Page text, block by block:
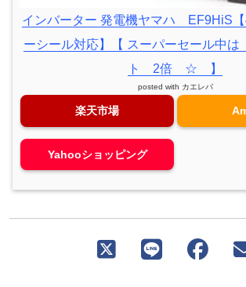
インバーター 発電機ヤマハ EF9HiS【
ーシール対応】【 スーパーセール
ト 2倍 ☆ 】
posted with カエレバ
楽天市場
Yahooショッピング